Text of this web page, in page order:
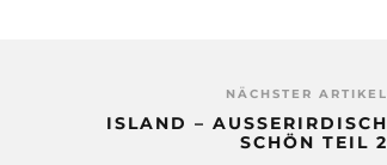
NÄCHSTER ARTIKEL
ISLAND – AUSSERIRDISCH S
CHÖN TEIL 2